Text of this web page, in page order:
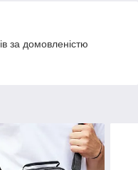
за домовленістю